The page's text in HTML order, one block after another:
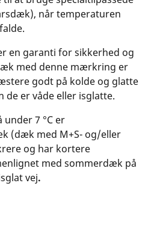
når temperaturen
en garanti for sikkerhed og
med denne mærkring er
godt på kolde og glatte
de er våde eller isglatte.
7 °C er
(dæk med M+S- og/eller
og har kortere
med sommerdæk på
vej.